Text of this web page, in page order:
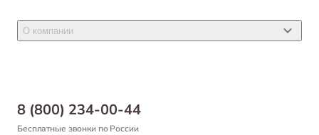
8 (800) 234-00-44
Бесплатные звонки по России
Товары для птиц
Новости
Самовывоз
Оформление заказа
О компании
Благотворительный фонд